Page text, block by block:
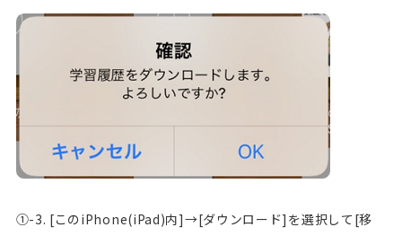
①-3. [このiPhone(iPad)内]→[ダウンロード]を選択して[移